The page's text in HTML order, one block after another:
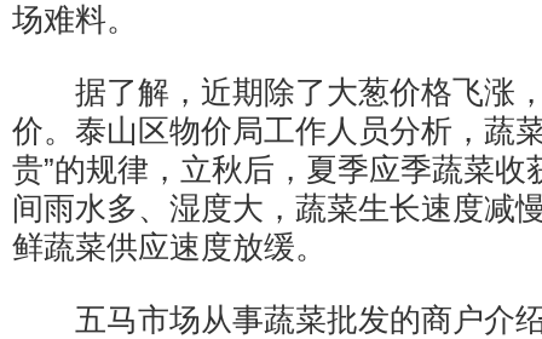
场难料。
据了解，近期除了大葱价格飞涨
价。泰山区物价局工作人员分析，蔬
贵”的规律，立秋后，夏季应季蔬菜收
间雨水多、湿度大，蔬菜生长速度减
鲜蔬菜供应速度放缓。
五马市场从事蔬菜批发的商户介